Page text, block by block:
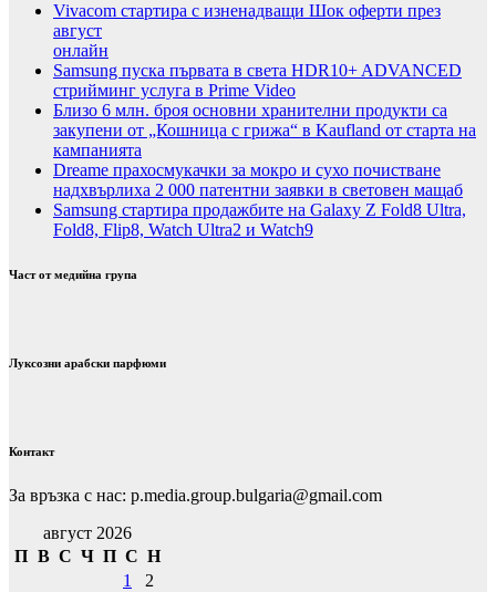
Vivacom стартира с изненадващи Шок оферти през
август
онлайн
Samsung пуска първата в света HDR10+ ADVANCED
стрийминг услуга в Prime Video
Близо 6 млн. броя основни хранителни продукти са
закупени от „Кошница с грижа“ в Kaufland от старта на
кампанията
Dreame прахосмукачки за мокро и сухо почистване
надхвърлиха 2 000 патентни заявки в световен мащаб
Samsung стартира продажбите на Galaxy Z Fold8 Ultra,
Fold8, Flip8, Watch Ultra2 и Watch9
Част от медийна група
Луксозни арабски парфюми
Контакт
За връзка с нас: p.media.group.bulgaria@gmail.com
август 2026
П В С Ч П С Н
1
2